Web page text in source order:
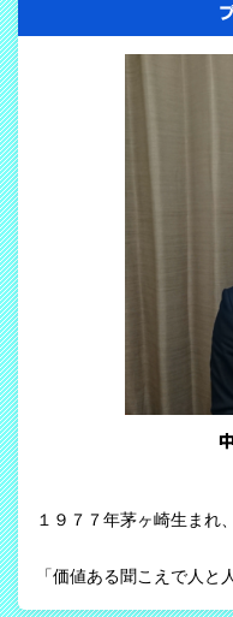
１９７７年茅ヶ崎生まれ
「価値ある聞こえで人と